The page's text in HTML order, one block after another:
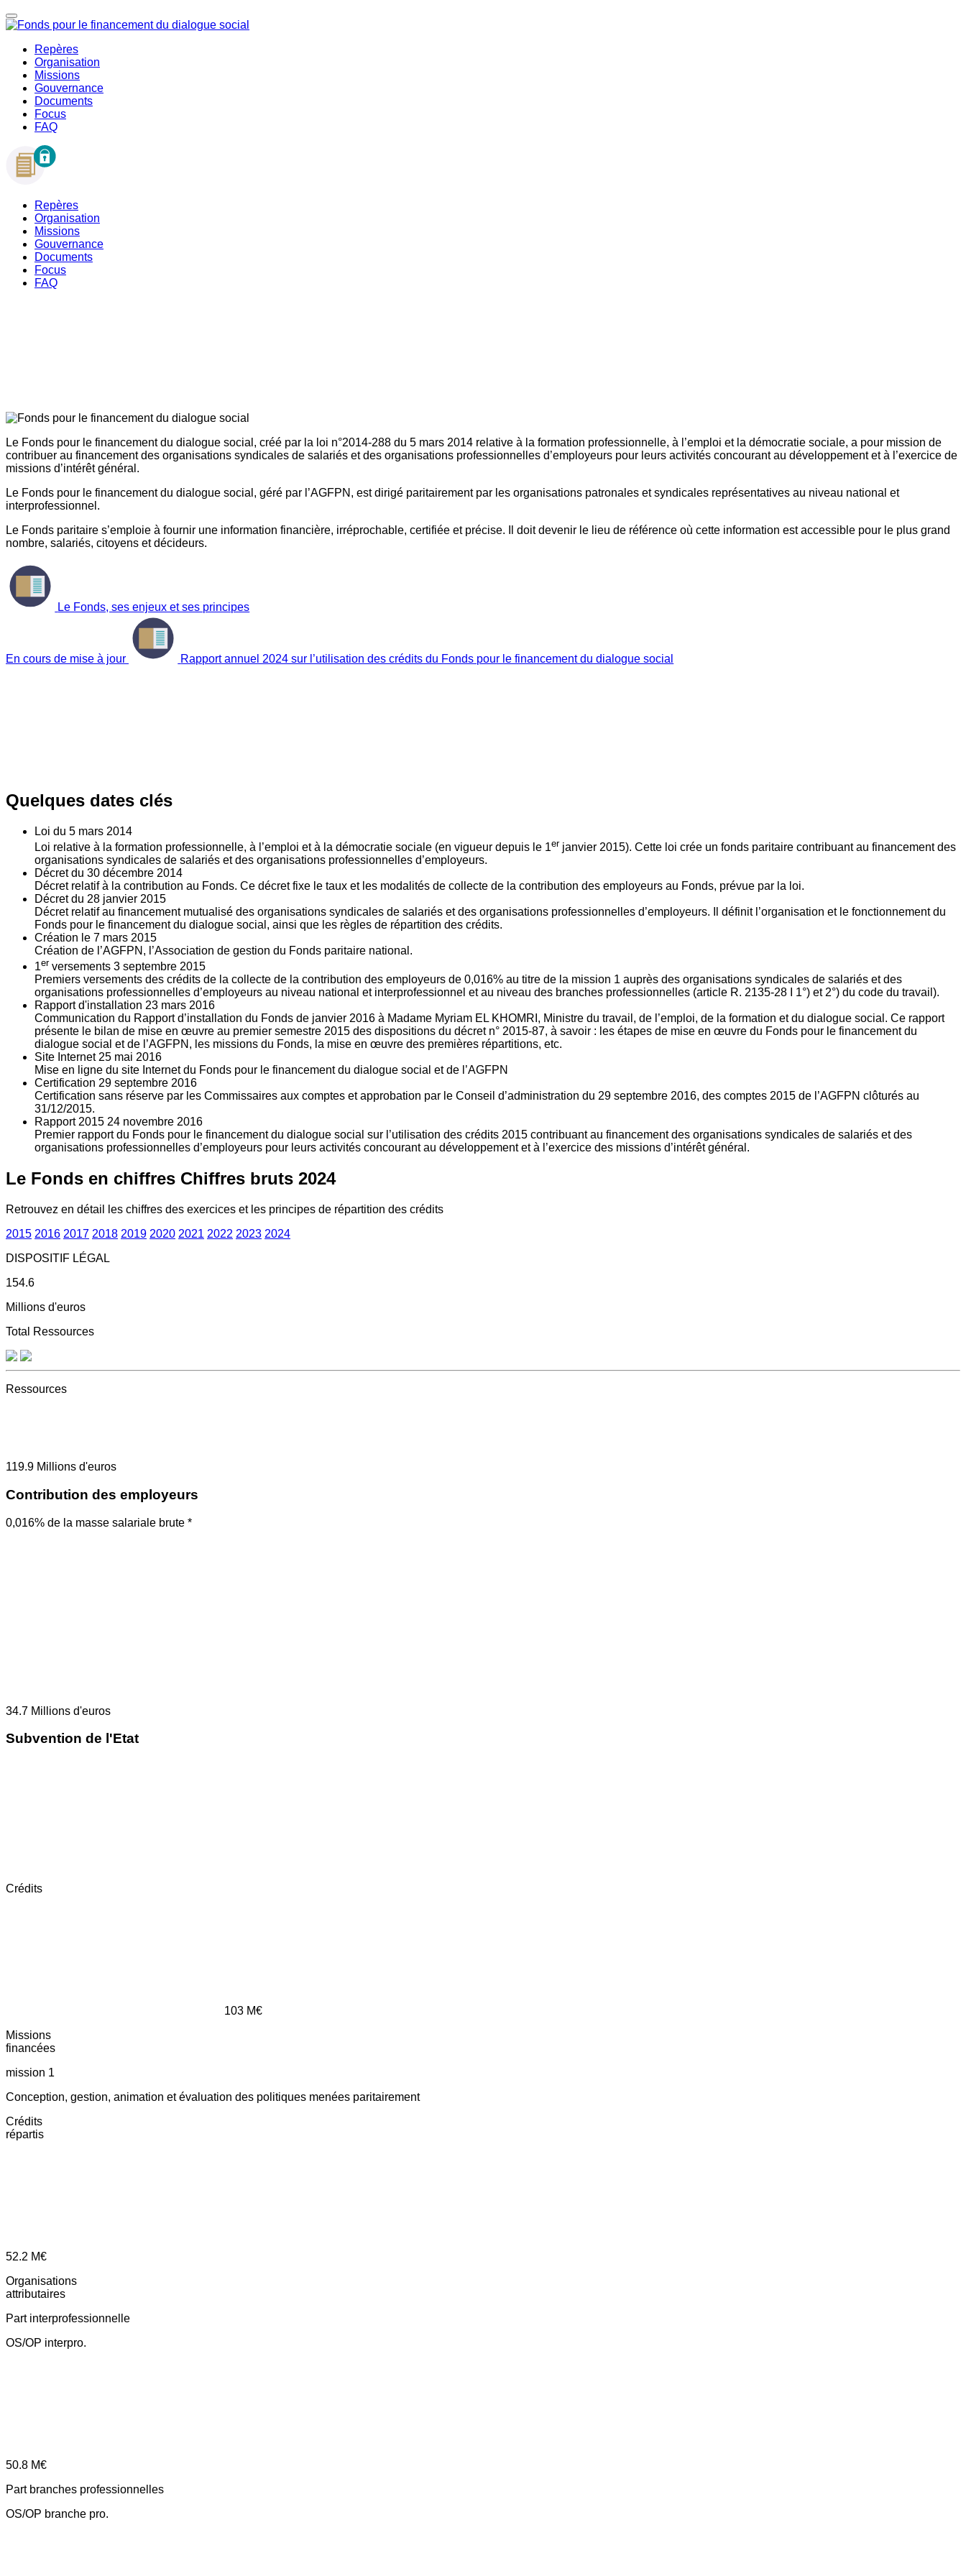
Repères
Organisation
Missions
Gouvernance
Documents
Focus
FAQ
Repères
Organisation
Missions
Gouvernance
Documents
Focus
FAQ
Le Fonds pour le financement du dialogue social, créé par la loi n°2014-288 du 5 mars 2014 relative à la formation professionnelle, à l’emploi et la démocratie sociale, a pour mission de
contribuer au financement des organisations syndicales de salariés et des organisations professionnelles d’employeurs pour leurs activités concourant au développement et à l’exercice de
missions d’intérêt général.
Le Fonds pour le financement du dialogue social, géré par l’AGFPN, est dirigé paritairement par les organisations patronales et syndicales représentatives au niveau national et
interprofessionnel.
Le Fonds paritaire s’emploie à fournir une information financière, irréprochable, certifiée et précise. Il doit devenir le lieu de référence où cette information est accessible pour le plus grand
nombre, salariés, citoyens et décideurs.
Le Fonds, ses enjeux et ses principes
En cours de mise à jour Rapport annuel 2024 sur l’utilisation des crédits du Fonds pour le financement du dialogue social
Quelques dates clés
Loi du 5 mars 2014
Loi relative à la formation professionnelle, à l’emploi et à la démocratie sociale (en vigueur depuis le 1er janvier 2015). Cette loi crée un fonds paritaire contribuant au financement des
organisations syndicales de salariés et des organisations professionnelles d’employeurs.
Décret du 30 décembre 2014
Décret relatif à la contribution au Fonds. Ce décret fixe le taux et les modalités de collecte de la contribution des employeurs au Fonds, prévue par la loi.
Décret du 28 janvier 2015
Décret relatif au financement mutualisé des organisations syndicales de salariés et des organisations professionnelles d’employeurs. Il définit l’organisation et le fonctionnement du
Fonds pour le financement du dialogue social, ainsi que les règles de répartition des crédits.
Création le 7 mars 2015
Création de l’AGFPN, l’Association de gestion du Fonds paritaire national.
1er versements 3 septembre 2015
Premiers versements des crédits de la collecte de la contribution des employeurs de 0,016% au titre de la mission 1 auprès des organisations syndicales de salariés et des
organisations professionnelles d’employeurs au niveau national et interprofessionnel et au niveau des branches professionnelles (article R. 2135‐28 I 1°) et 2°) du code du travail).
Rapport d'installation 23 mars 2016
Communication du Rapport d’installation du Fonds de janvier 2016 à Madame Myriam EL KHOMRI, Ministre du travail, de l’emploi, de la formation et du dialogue social. Ce rapport
présente le bilan de mise en œuvre au premier semestre 2015 des dispositions du décret n° 2015-87, à savoir : les étapes de mise en œuvre du Fonds pour le financement du
dialogue social et de l’AGFPN, les missions du Fonds, la mise en œuvre des premières répartitions, etc.
Site Internet 25 mai 2016
Mise en ligne du site Internet du Fonds pour le financement du dialogue social et de l’AGFPN
Certification 29 septembre 2016
Certification sans réserve par les Commissaires aux comptes et approbation par le Conseil d’administration du 29 septembre 2016, des comptes 2015 de l’AGFPN clôturés au
31/12/2015.
Rapport 2015 24 novembre 2016
Premier rapport du Fonds pour le financement du dialogue social sur l’utilisation des crédits 2015 contribuant au financement des organisations syndicales de salariés et des
organisations professionnelles d’employeurs pour leurs activités concourant au développement et à l’exercice des missions d’intérêt général.
Le Fonds en chiffres Chiffres bruts 2024
Retrouvez en détail les chiffres des exercices et les principes de répartition des crédits
2015 2016 2017 2018 2019 2020 2021 2022 2023 2024
DISPOSITIF LÉGAL
154.6
Millions d'euros
Total Ressources
Ressources
119.9 Millions d'euros
Contribution des employeurs
0,016% de la masse salariale brute *
34.7 Millions d'euros
Subvention de l'Etat
Crédits
103 M€
Missions
financées
mission 1
Conception, gestion, animation et évaluation des politiques menées paritairement
Crédits
répartis
52.2 M€
Organisations
attributaires
Part interprofessionnelle
OS/OP interpro.
50.8 M€
Part branches professionnelles
OS/OP branche pro.